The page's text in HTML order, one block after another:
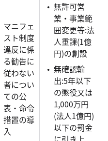
マニフェ
スト制度
違反に係
る勧告に
従わない
者につい
ての公
表・命令
措置の導
入
無許可営
業・事業範
囲変更等:法
人重課(1億
円)の創設
無確認輸
出:5年以下
の懲役又は
1,000万円
(法人1億円)
以下の罰金